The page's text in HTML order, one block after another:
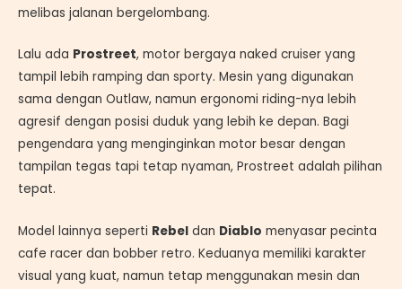
melibas jalanan bergelombang.
Lalu ada Prostreet, motor bergaya naked cruiser yang
tampil lebih ramping dan sporty. Mesin yang digunakan
sama dengan Outlaw, namun ergonomi riding-nya lebih
agresif dengan posisi duduk yang lebih ke depan. Bagi
pengendara yang menginginkan motor besar dengan
tampilan tegas tapi tetap nyaman, Prostreet adalah pilihan
tepat.
Model lainnya seperti Rebel dan Diablo menyasar pecinta
cafe racer dan bobber retro. Keduanya memiliki karakter
visual yang kuat, namun tetap menggunakan mesin dan